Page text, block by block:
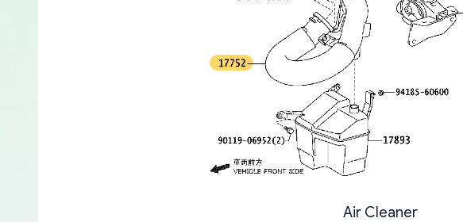
Air Cleaner